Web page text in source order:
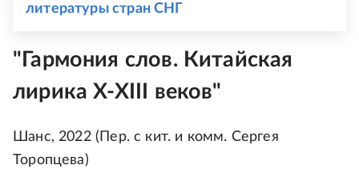
литературы стран СНГ
"Гармония слов. Китайская
лирика X-XIII веков"
Шанс, 2022 (Пер. с кит. и комм. Сергея
Торопцева)